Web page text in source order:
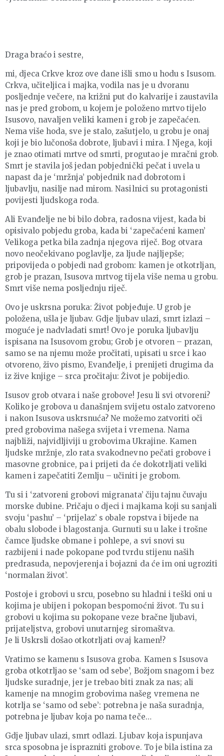
Draga braćo i sestre,
mi, djeca Crkve kroz ove dane išli smo u hodu s Isusom.
Crkva, učiteljica i majka, vodila nas je u dvoranu
posljednje večere, na križni put do kalvarije i zaustavila
nas je pred grobom, u kojem je položeno mrtvo tijelo
Isusovo, navaljen veliki kamen i grob je zapečaćen.
Nema više hoda, sve je stalo, zašutjelo, u grobu je onaj
koji je bio lučonoša dobrote, ljubavi i mira. I Njega, koji
je znao otimati mrtve od smrti, progutao je mračni grob.
Smrt je stavila još jedan pobjednički pečat i uvela u
napast da je ‘mržnja’ pobjednik nad dobrotom i
ljubavlju, nasilje nad mirom. Nasilnici su protagonisti
povijesti ljudskoga roda.
Ali Evanđelje ne bi bilo dobra, radosna vijest, kada bi
opisivalo pobjedu groba, kada bi ‘zapečaćeni kamen’
Velikoga petka bila zadnja njegova riječ. Bog otvara
novo neočekivano poglavlje, za ljude najljepše;
pripovijeda o pobjedi nad grobom: kamen je otkotrljan,
grob je prazan, Isusova mrtvog tijela više nema u grobu.
Smrt više nema posljednju riječ.
Ovo je uskrsna poruka: Život pobjeđuje. U grob je
položena, ušla je ljubav. Gdje ljubav ulazi, smrt izlazi –
moguće je nadvladati smrt! Ovo je poruka ljubavlju
ispisana na Isusovom grobu; Grob je otvoren – prazan,
samo se na njemu može pročitati, upisati u srce i kao
otvoreno, živo pismo, Evanđelje, i prenijeti drugima da
iz žive knjige – srca pročitaju: Život je pobijedio.
Isusov grob otvara i naše grobove! Jesu li svi otvoreni?
Koliko je grobova u današnjem svijetu ostalo zatvoreno
i nakon Isusova uskrsnuća? Ne možemo zatvoriti oči
pred grobovima našega svijeta i vremena. Nama
najbliži, najvidljiviji u grobovima Ukrajine. Kamen
ljudske mržnje, zlo rata svakodnevno pečati grobove i
masovne grobnice, pa i prijeti da će dokotrljati veliki
kamen i zapečatiti Zemlju – učiniti je grobom.
Tu si i ‘zatvoreni grobovi migranata’ čiju tajnu čuvaju
morske dubine. Pričaju o djeci i majkama koji su sanjali
svoju ‘pashu’ – ‘prijelaz’ s obale ropstva i bijede na
obalu slobode i blagostanja. Gurnuti su u lake i trošne
čamce ljudske obmane i pohlepe, a svi snovi su
razbijeni i nade pokopane pod tvrdu stijenu naših
predrasuda, nepovjerenja i bojazni da će im oni ugroziti
‘normalan život’.
Postoje i grobovi u srcu, posebno su hladni i teški oni u
kojima je ubijen i pokopan bespomoćni život. Tu su i
grobovi u kojima su pokopane veze bračne ljubavi,
prijateljstva, grobovi unutarnjeg siromaštva.
Je li Uskrsli došao otkotrljati ovaj kamen!?
Vratimo se kamenu s Isusova groba. Kamen s Isusova
groba otkotrljao se ‘sam od sebe’, Božjom snagom i bez
ljudske suradnje, jer je trebao biti znak za nas; ali
kamenje na mnogim grobovima našeg vremena ne
kotrlja se ‘samo od sebe’: potrebna je naša suradnja,
potrebna je ljubav koja po nama teče…
Gdje ljubav ulazi, smrt odlazi. Ljubav koja ispunjava
srca sposobna je isprazniti grobove. To je bila istina za